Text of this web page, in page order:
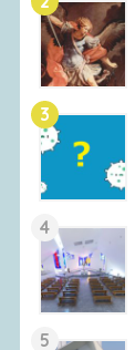
3
4
5